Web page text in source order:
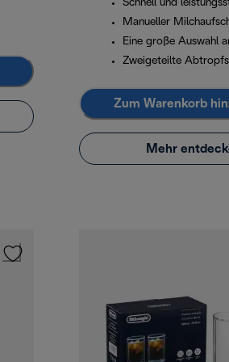
Schnell und
Manueller
Eine große Auswahl
Zweigeteilte
Zum Warenkorb
Mehr